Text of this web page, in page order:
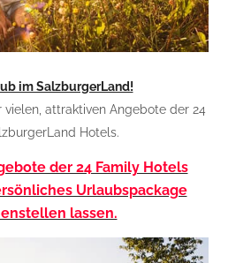
im SalzburgerLand!
vielen, attraktiven Angebote der 24
Hotels.
der 24 Family Hotels
Urlaubspackage
lassen.